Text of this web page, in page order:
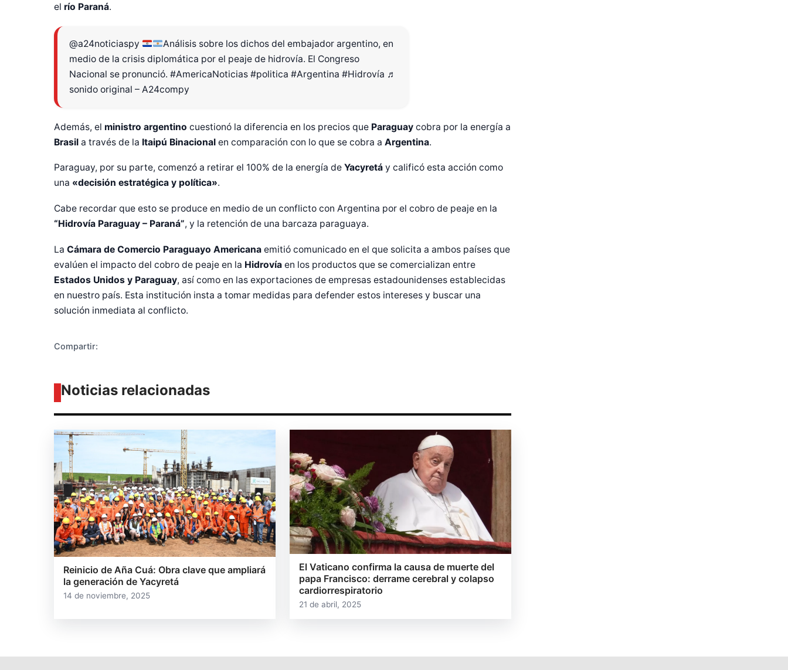
el río Paraná.
@a24noticiaspy
Análisis sobre los dichos del embajador argentino, en
medio de la crisis diplomática por el peaje de hidrovía. El Congreso
Nacional se pronunció. #AmericaNoticias #politica #Argentina #Hidrovía ♬
sonido original – A24compy
Además, el ministro argentino cuestionó la diferencia en los precios que Paraguay cobra por la energía a
Brasil a través de la Itaipú Binacional en comparación con lo que se cobra a Argentina.
Paraguay, por su parte, comenzó a retirar el 100% de la energía de Yacyretá y calificó esta acción como
una «decisión estratégica y política».
Cabe recordar que esto se produce en medio de un conflicto con Argentina por el cobro de peaje en la
“Hidrovía Paraguay – Paraná”, y la retención de una barcaza paraguaya.
La Cámara de Comercio Paraguayo Americana emitió comunicado en el que solicita a ambos países que
evalúen el impacto del cobro de peaje en la Hidrovía en los productos que se comercializan entre
Estados Unidos y Paraguay, así como en las exportaciones de empresas estadounidenses establecidas
en nuestro país. Esta institución insta a tomar medidas para defender estos intereses y buscar una
solución inmediata al conflicto.
Compartir:
Diseñado por Shiro Company
Noticias relacionadas
Reinicio de Aña Cuá: Obra clave que ampliará
la generación de Yacyretá
14 de noviembre, 2025
El Vaticano confirma la causa de muerte del
papa Francisco: derrame cerebral y colapso
cardiorrespiratorio
21 de abril, 2025